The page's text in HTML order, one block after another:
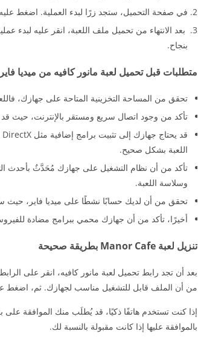
في صفحة التحميل، ستجد زرًا لبدء العملية. اضغط
بعد الانتهاء من تحميل ملف اللعبة، انقر عليه لبدء
بنجاح.
متطلبات قبل تحميل لعبة مانور كافيه من ميديا فاير
تحقق من المساحة التخزينية المتاحة على جهازك،
تأكد من وجود اتصال سريع ومستقر بالإنترنت، حيث
اللعبة بشكل صحيح.
تأكد من أن نظام التشغيل على جهازك مُحَدَّثٌ بأحدث
وسلاسة اللعبة.
تحقق من أن لديك حسابًا نشطًا على ميديا فاير، حيث
أخيرًا، تأكد من أن جهازك محمي ببرامج مضادة
تنزيل لعبة Manor Cafe بطريقة صحيحة
بعد أن تجد رابط تحميل لعبة مانور كافيه، انقر على
من أن الملف قابل للتشغيل مناسب لجهازك. ثم، اضغط
إذا كنت تستخدم هاتفًا ذكيًا، قد يُطلَب منك الموافقة على
بالموافقة عليها إذا كانت مقبولة بالنسبة لك.